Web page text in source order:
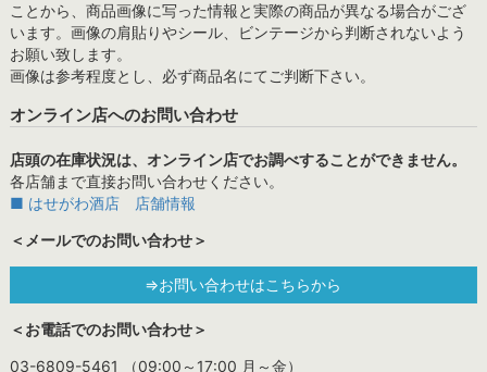
ことから、商品画像に写った情報と実際の商品が異なる場合がござ
います。画像の肩貼りやシール、ビンテージから判断されないよう
お願い致します。
画像は参考程度とし、必ず商品名にてご判断下さい。
オンライン店へのお問い合わせ
店頭の在庫状況は、オンライン店でお調べすることができません。
各店舗まで直接お問い合わせください。
■ はせがわ酒店 店舗情報
＜メールでのお問い合わせ＞
⇒お問い合わせはこちらから
＜お電話でのお問い合わせ＞
03-6809-5461 （09:00～17:00 月～金）